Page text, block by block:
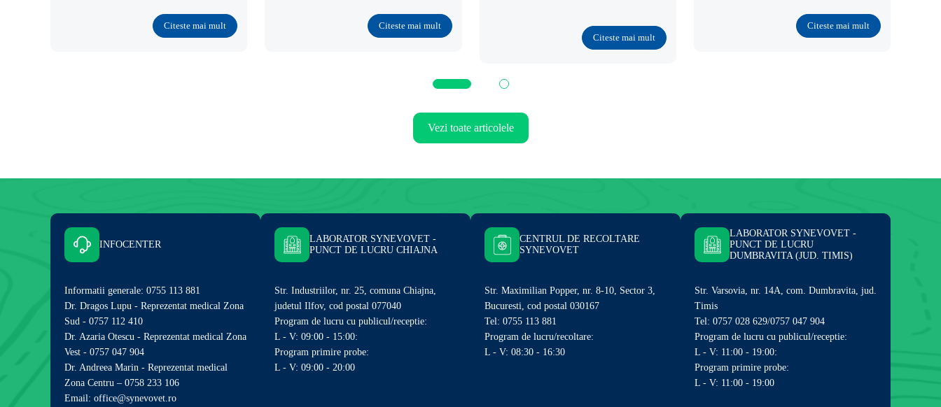
(Lysodren®) sau ketoconazol.Citeste mai mult Citeste mai mult
Citeste mai mult
Citeste mai mult
Vezi toate articolele
INFOCENTER
Informatii generale: 0755 113 881
Dr. Dragos Lupu - Reprezentat medical Zona
Sud - 0757 112 410
Dr. Azaria Otescu - Reprezentat medical Zona
Vest - 0757 047 904
Dr. Andreea Marin - Reprezentat medical
Zona Centru – 0758 233 106
Email: office@synevovet.ro
LABORATOR SYNEVOVET -
PUNCT DE LUCRU CHIAJNA
Str. Industriilor, nr. 25, comuna Chiajna,
judetul Ilfov, cod postal 077040
Program de lucru cu publicul/receptie:
L - V: 09:00 - 15:00:
Program primire probe:
L - V: 09:00 - 20:00
CENTRUL DE RECOLTARE
SYNEVOVET
Str. Maximilian Popper, nr. 8-10, Sector 3,
Bucuresti, cod postal 030167
Tel: 0755 113 881
Program de lucru/recoltare:
L - V: 08:30 - 16:30
LABORATOR SYNEVOVET -
PUNCT DE LUCRU
DUMBRAVITA (JUD. TIMIS)
Str. Varsovia, nr. 14A, com. Dumbravita, jud.
Timis
Tel: 0757 028 629/0757 047 904
Program de lucru cu publicul/receptie:
L - V: 11:00 - 19:00:
Program primire probe:
L - V: 11:00 - 19:00